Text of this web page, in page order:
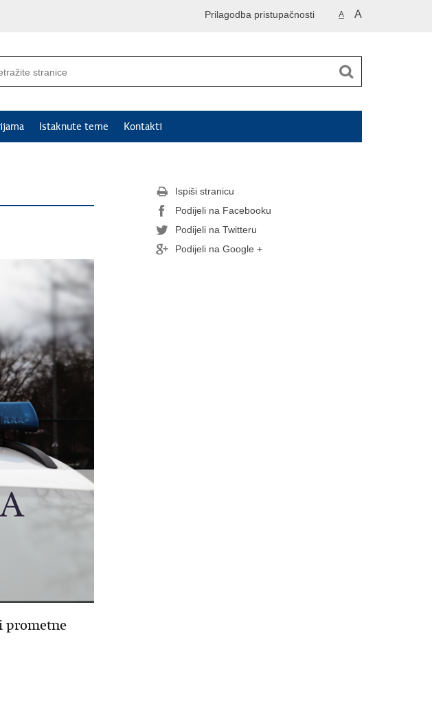
A A
Prilagodba pristupačnosti
Istaknute teme Kontakti
prometne
Ispiši stranicu
Podijeli na Facebooku
Podijeli na Twitteru
Podijeli na Google +